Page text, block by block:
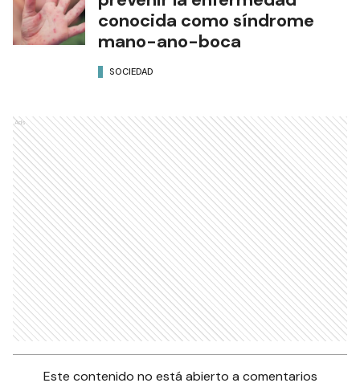
conocida como síndrome
mano-ano-boca
SOCIEDAD
Ads
Este contenido no está abierto a comentarios